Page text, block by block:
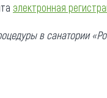
электронная
в санатории